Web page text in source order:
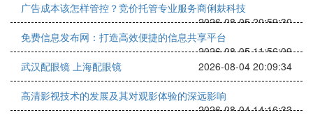
广告成本该怎样管控？竞价托管专业服务商俐麸科技
2026-08-05 20:59:30
免费信息发布网：打造高效便捷的信息共享平台
2026-08-05 11:56:09
武汉配眼镜 上海配眼镜
2026-08-04 20:09:34
高清影视技术的发展及其对观影体验的深远影响
2026-08-04 14:16:33